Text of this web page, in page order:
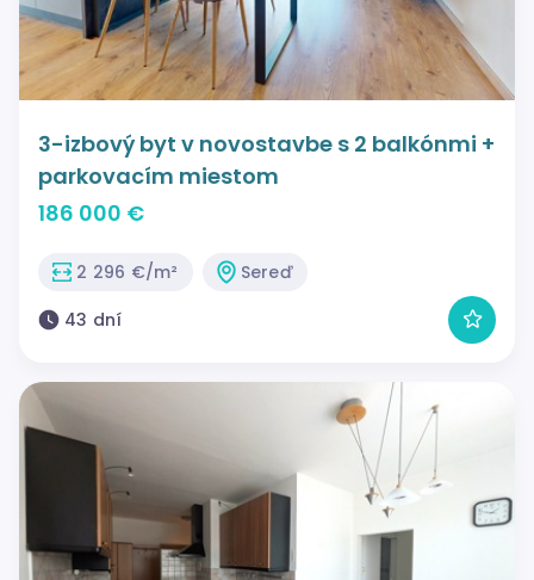
3-izbový byt v novostavbe s 2 balkónmi +
parkovacím miestom
186 000 €
2 296 €/m²
Sereď
43 dní